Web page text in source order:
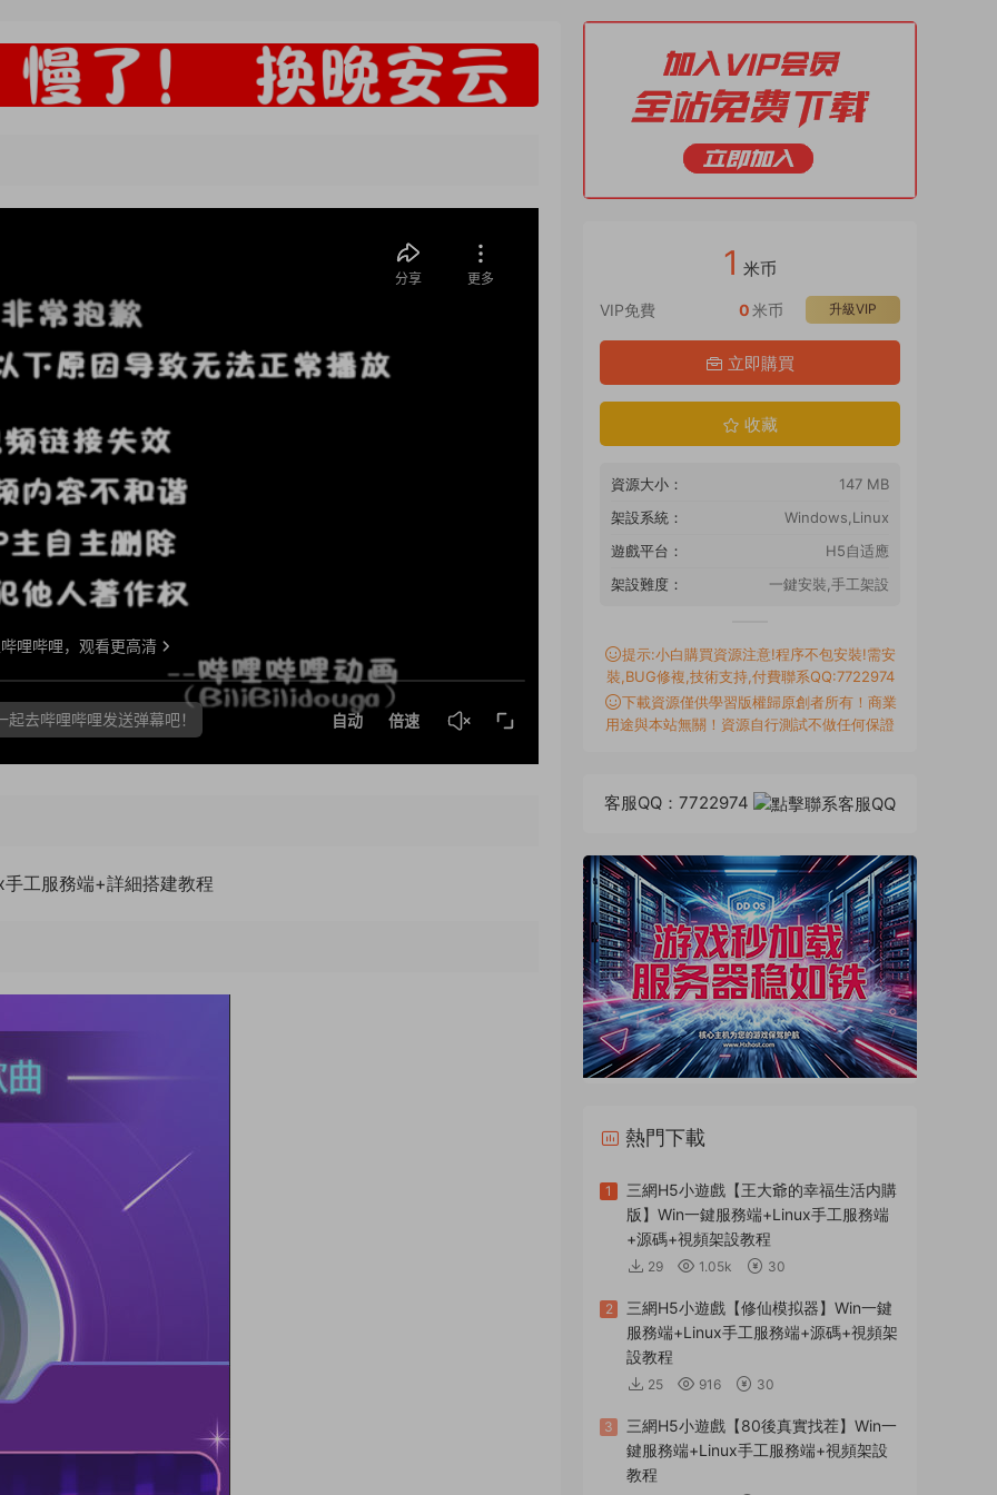
工服務端+詳細搭建教程
1 米币
VIP免費 升級VIP
0米币
立即購買
收藏
資源大小：
147 MB
架設系統：
Windows,Linux
遊戲平台：
H5自适應
架設難度：
一鍵安裝,手工架設
提示:小白購買資源注意!程序不包安裝!需安
裝,BUG修複,技術支持,付費聯系QQ:7722974
下載資源僅供學習版權歸原創者所有！商業
用途與本站無關！資源自行測試不做任何保證
客服QQ：7722974
熱門下載
1
三網H5小遊戲【王大爺的幸福生活内購
版】Win一鍵服務端+Linux手工服務端
+源碼+視頻架設教程
29 1.05k 30
2
三網H5小遊戲【修仙模拟器】Win一鍵
服務端+Linux手工服務端+源碼+視頻架
設教程
25 916 30
3
三網H5小遊戲【80後真實找茬】Win一
鍵服務端+Linux手工服務端+視頻架設
教程